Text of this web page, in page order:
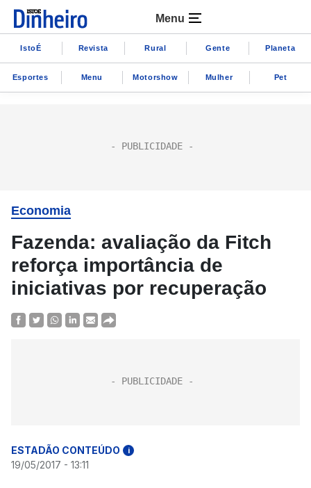
Menu
IstoÉ Revista Rural Gente Planeta
Esportes Menu Motorshow Mulher Pet
Economia
Fazenda: avaliação da Fitch
reforça importância de
iniciativas por recuperação
ESTADÃO CONTEÚDO i
19/05/2017 - 13:11